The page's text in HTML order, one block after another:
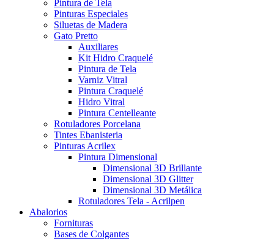
Pintura de Tela
Pinturas Especiales
Siluetas de Madera
Gato Pretto
Auxiliares
Kit Hidro Craquelé
Pintura de Tela
Varniz Vitral
Pintura Craquelé
Hidro Vitral
Pintura Centelleante
Rotuladores Porcelana
Tintes Ebanisteria
Pinturas Acrilex
Pintura Dimensional
Dimensional 3D Brillante
Dimensional 3D Glitter
Dimensional 3D Metálica
Rotuladores Tela - Acrilpen
Abalorios
Fornituras
Bases de Colgantes